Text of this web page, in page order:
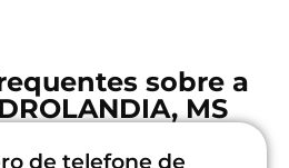
sobre a
MS
de telefone de